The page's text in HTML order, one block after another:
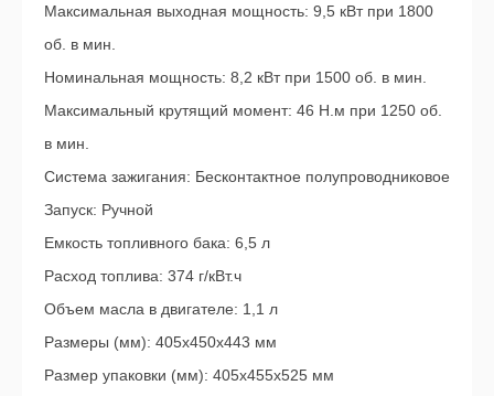
Максимальная выходная мощность: 9,5 кВт при 1800
об. в мин.
Номинальная мощность: 8,2 кВт при 1500 об. в мин.
Максимальный крутящий момент: 46 Н.м при 1250 об.
в мин.
Система зажигания: Бесконтактное полупроводниковое
Запуск: Ручной
Емкость топливного бака: 6,5 л
Расход топлива: 374 г/кВт.ч
Объем масла в двигателе: 1,1 л
Размеры (мм): 405х450х443 мм
Размер упаковки (мм): 405х455х525 мм